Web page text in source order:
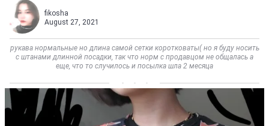
fikosha
August 27, 2021
рукава нормальные но длина самой сетки коротковаты( но я буду носить
с штанами длинной посадки, так что норм с продавцом не общалась а
еще, что то случилось и посылка шла 2 месяца